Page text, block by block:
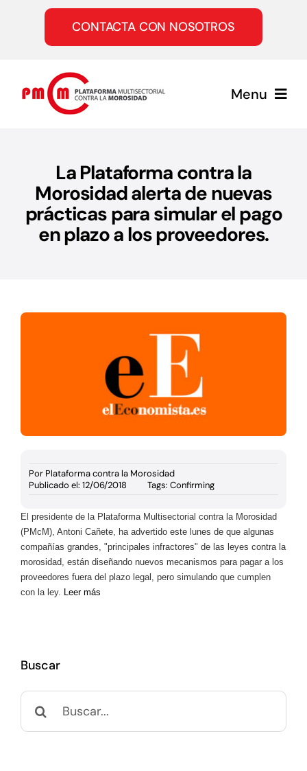
contenido
CONTACTA CON NOSOTROS
Menu
Quiénes somos
Servicios
Agenda
Prensa
La Plataforma contra la
Morosidad alerta de nuevas
prácticas para simular el pago
en plazo a los proveedores.
Por Plataforma contra la Morosidad
Publicado el: 12/06/2018
Tags: Confirming
El presidente de la Plataforma Multisectorial contra la Morosidad
(PMcM), Antoni Cañete, ha advertido este lunes de que algunas
compañías grandes, "principales infractores" de las leyes contra la
morosidad, están diseñando nuevos mecanismos para pagar a los
proveedores fuera del plazo legal, pero simulando que cumplen
con la ley. Leer más
Buscar
Buscar: